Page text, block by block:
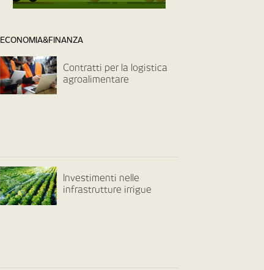
ECONOMIA&FINANZA
Contratti per la logistica
agroalimentare
Investimenti nelle
infrastrutture irrigue